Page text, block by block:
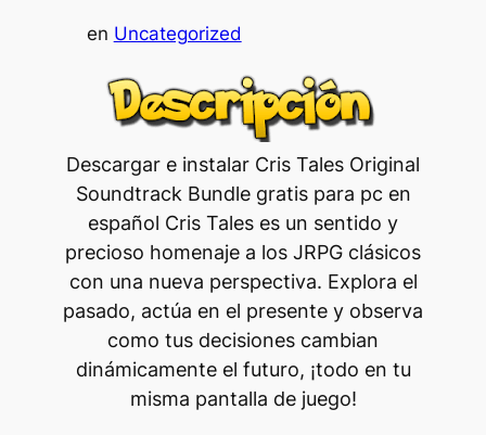
en Uncategorized
Descargar e instalar Cris Tales Original
Soundtrack Bundle gratis para pc en
español Cris Tales es un sentido y
precioso homenaje a los JRPG clásicos
con una nueva perspectiva. Explora el
pasado, actúa en el presente y observa
como tus decisiones cambian
dinámicamente el futuro, ¡todo en tu
misma pantalla de juego!